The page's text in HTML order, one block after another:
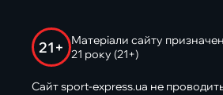
21+
Матеріали сайту
21 року (21+)
Сайт sport-express.ua не проводить